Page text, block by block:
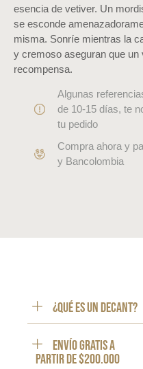
esencia de vetiver. Un
se esconde
misma. Sonríe mientras la
y cremoso aseguran que un
recompensa.
Algunas
de 10-15 días, te
tu pedido
Compra ahora y
y Bancolombia
¿Qué es un decant?
ENVÍO GRATIS a
partir de $200.000